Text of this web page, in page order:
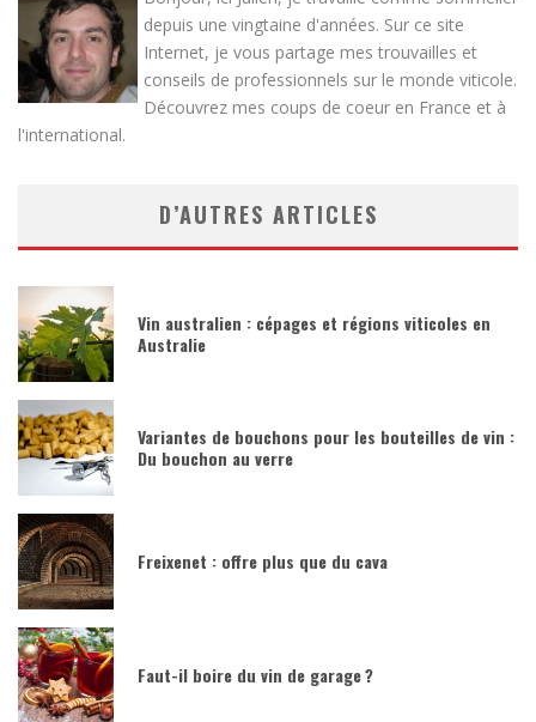
depuis une vingtaine d'années. Sur ce site
Internet, je vous partage mes trouvailles et
conseils de professionnels sur le monde viticole.
Découvrez mes coups de coeur en France et à
l'international.
D’AUTRES ARTICLES
Vin australien : cépages et régions viticoles en
Australie
Variantes de bouchons pour les bouteilles de vin :
Du bouchon au verre
Freixenet : offre plus que du cava
Faut-il boire du vin de garage ?